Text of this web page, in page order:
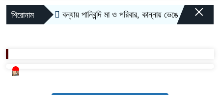
শিরোনাম বন্যায় পানিবন্দি মা ও পরিবার, কান্নায় ভেঙে পড়লেন×